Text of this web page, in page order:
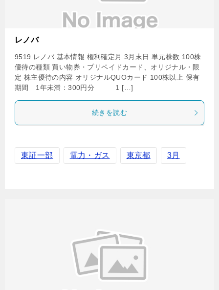
レノバ
9519 レノバ 基本情報 権利確定月 3月末日 単元株数 100株
優待の種類 買い物券・プリペイドカード、オリジナル・限
定 株主優待の内容 オリジナルQUOカード 100株以上 保有
期間 1年未満：300円分 1 […]
続きを読む
東証一部 電力・ガス 東京都 3月